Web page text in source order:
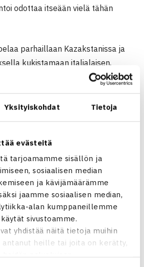
Yksityiskohdat Tietoja
evästeitä
tarjoamamme sisällön ja
sosiaalisen median
ja kävijämäärämme
jaamme sosiaalisen median,
alan kumppaneillemme
sivustoamme.
yhdistää näitä tietoja muihin
heille tai joita on kerätty,
odottaa itseään vielä tähän
parhaillaan Kazakstanissa ja
kukistamaan italialaisen,
(ATP-76) 6-3, 7-
saa toisella kierroksella vastaansa
Karen Khachanovin(ATP-
hyvä ja ensimmäinen kierros
vähän vaikeampi.
jäänyt hirveästi aikaa, kun
myöhään ja siten tuli viime hetken
Olen tyytyväinen omaan
voi etsimällä etsiä
matsia ei ole”, kommentoi